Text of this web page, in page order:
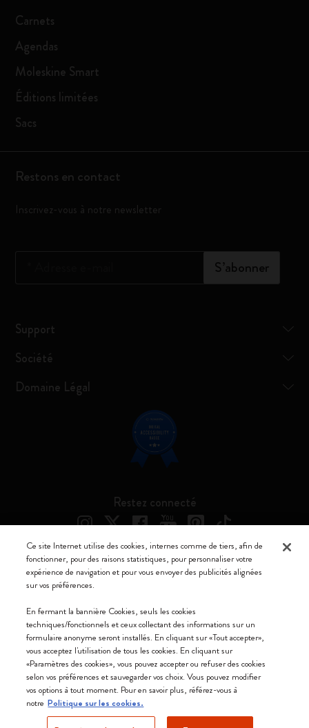
Carnets
Agendas
Moleskine Smart
Éditions limitées
Sacs
Restons en contact
Inscrivez-vous à notre newsletter
S’abonner
Support
Société
Domaine Légal
Restez connecté
Nous acceptons
Moleskine ® est une marque enregistrée de Moleskine Srl a socio unico
Italia - P. IVA / CCIAA n. 07234480965 - REA MI 1945400 - Cap.
Soc. €2.181.513,42
Ce site Internet utilise des cookies, internes comme de tiers, afin de
fonctionner, pour des raisons statistiques, pour personnaliser votre
expérience de navigation et pour vous envoyer des publicités alignées
sur vos préférences.
En fermant la bannière Cookies, seuls les cookies
techniques/fonctionnels et ceux collectant des informations sur un
formulaire anonyme seront installés. En cliquant sur «Tout accepter»,
vous acceptez l'utilisation de tous les cookies. En cliquant sur
«Paramètres des cookies», vous pouvez accepter ou refuser des cookies
selon vos préférences et sauvegarder vos choix. Vous pouvez modifier
vos options à tout moment. Pour en savoir plus, référez-vous à
notre Politique sur les cookies.